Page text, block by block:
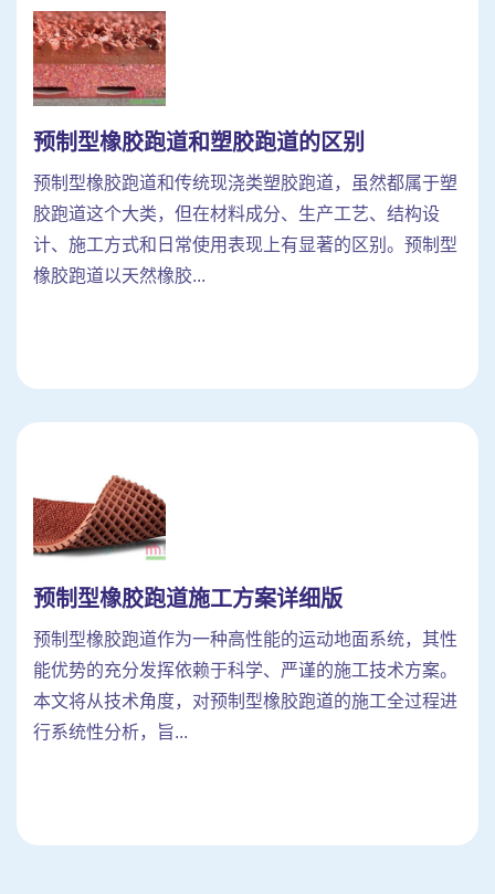
预制型橡胶跑道和塑胶跑道的区别
预制型橡胶跑道和传统现浇类塑胶跑道，虽然都属于塑
胶跑道这个大类，但在材料成分、生产工艺、结构设
计、施工方式和日常使用表现上有显著的区别。预制型
橡胶跑道以天然橡胶...
预制型橡胶跑道施工方案详细版
预制型橡胶跑道作为一种高性能的运动地面系统，其性
能优势的充分发挥依赖于科学、严谨的施工技术方案。
本文将从技术角度，对预制型橡胶跑道的施工全过程进
行系统性分析，旨...